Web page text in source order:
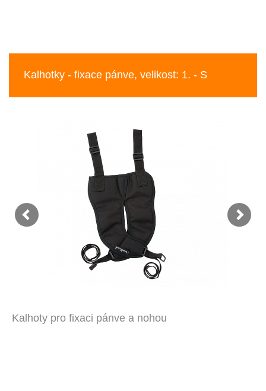
Kalhotky - fixace pánve, velikost: 1. - S
Kalhoty pro fixaci pánve a nohou